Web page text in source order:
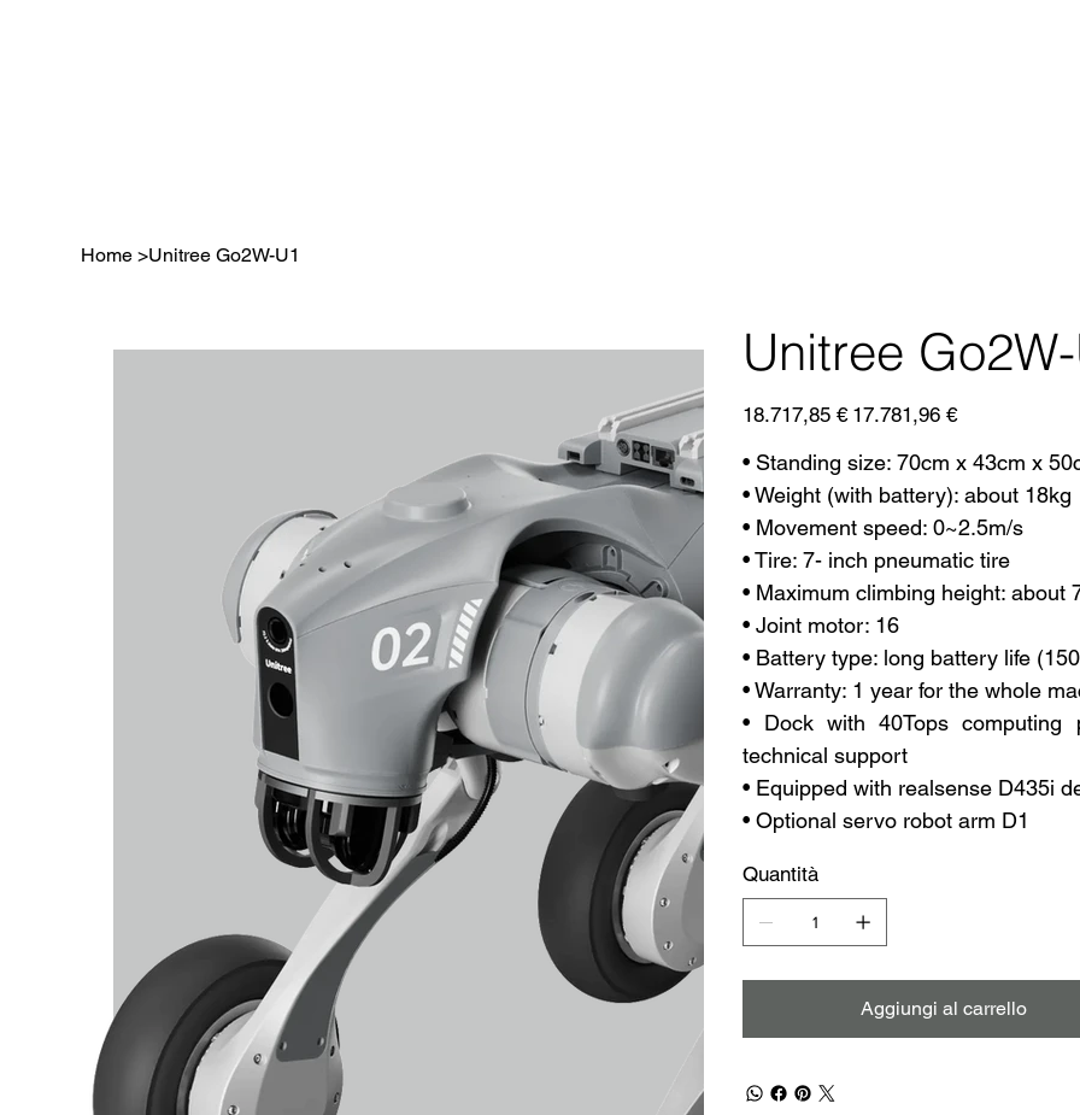
Home >Unitree Go2W-U1
Unitree
Prezzo
originale
18.717,85 € Prezzo
scontato
17.781,96 €
• Standing size: 70cm x 43cm x
• Weight (with battery): about 18kg
• Movement speed: 0~2.5m/s
• Tire: 7- inch pneumatic tire
• Maximum climbing height: about
• Joint motor: 16
• Battery type: long battery life
• Warranty: 1 year for the whole
• Dock with 40Tops
technical support
• Equipped with realsense D435i
• Optional servo robot arm D1
Quantità
Aggiungi al carrello